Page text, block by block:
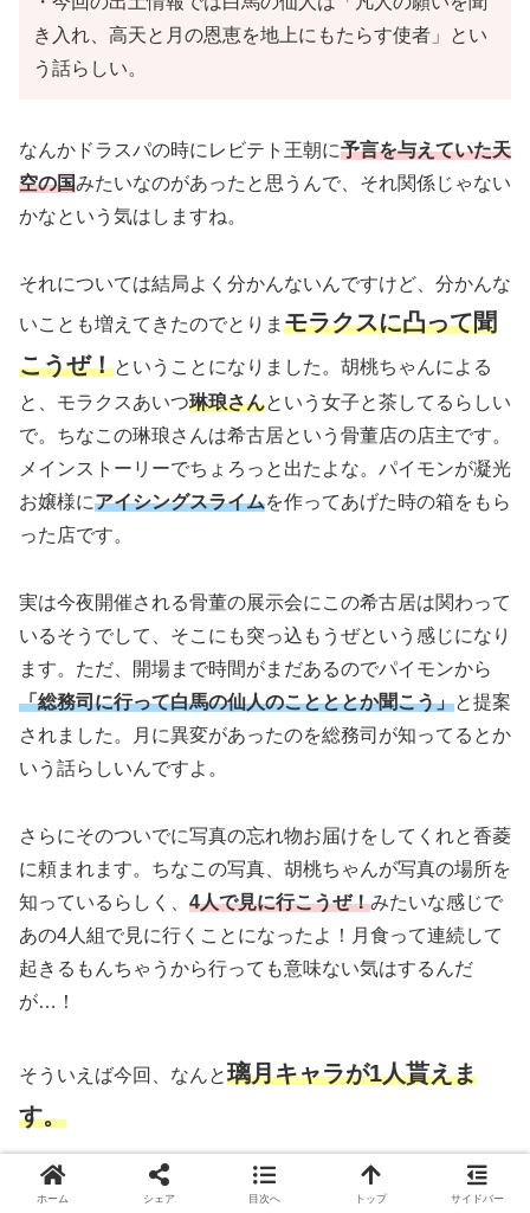
き入れ、高天と月の恩恵を地上にもたらす使者」とい
う話らしい。
なんかドラスパの時にレビテト王朝に予言を与えていた天
空の国みたいなのがあったと思うんで、それ関係じゃない
かなという気はしますね。
それについては結局よく分かんないんですけど、分かんな
いことも増えてきたのでとりま モラクスに凸って聞
こうぜ！ということになりました。胡桃ちゃんによる
と、モラクスあいつ琳琅さんという女子と茶してるらしい
で。ちなこの琳琅さんは希古居という骨董店の店主です。
メインストーリーでちょろっと出たよな。パイモンが凝光
お嬢様にアイシングスライムを作ってあげた時の箱をもら
った店です。
実は今夜開催される骨董の展示会にこの希古居は関わって
いるそうでして、そこにも突っ込もうぜという感じになり
ます。ただ、開場まで時間がまだあるのでパイモンから
「総務司に行って白馬の仙人のことととか聞こう」と提案
されました。月に異変があったのを総務司が知ってるとか
いう話らしいんですよ。
さらにそのついでに写真の忘れ物お届けをしてくれと香菱
に頼まれます。ちなこの写真、胡桃ちゃんが写真の場所を
知っているらしく、 4人で見に行こうぜ！みたいな感じで
あの4人組で見に行くことになったよ！月食って連続して
起きるもんちゃうから行っても意味ない気はするんだ
が…！
そういえば今回、なんと璃月キャラが1人貰えま
す。
ホーム シェア 目次へ トップ サイドバー